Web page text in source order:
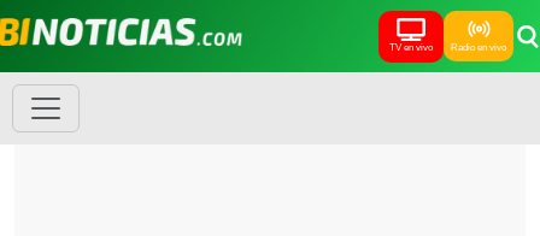
TV en vivo Radio en vivo